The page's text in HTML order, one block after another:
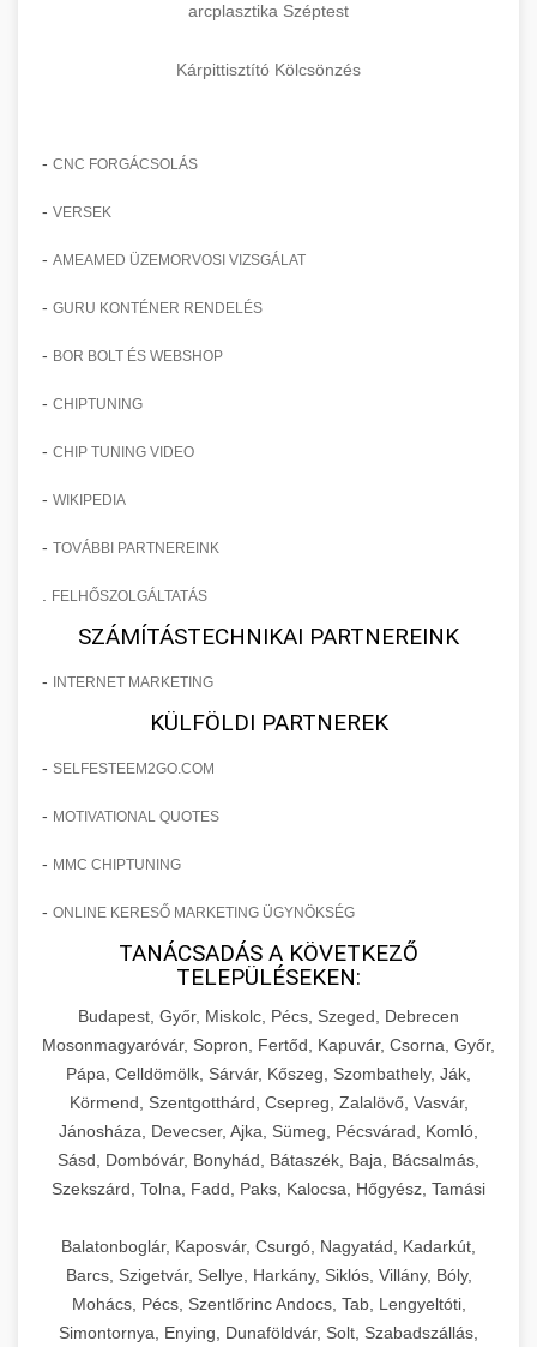
arcplasztika Széptest
Kárpittisztító Kölcsönzés
- CNC FORGÁCSOLÁS
- VERSEK
- AMEAMED ÜZEMORVOSI VIZSGÁLAT
- GURU KONTÉNER RENDELÉS
- BOR BOLT ÉS WEBSHOP
- CHIPTUNING
- CHIP TUNING VIDEO
- WIKIPEDIA
- TOVÁBBI PARTNEREINK
FELHŐSZOLGÁLTATÁS
SZÁMÍTÁSTECHNIKAI PARTNEREINK
- INTERNET MARKETING
KÜLFÖLDI PARTNEREK
- SELFESTEEM2GO.COM
- MOTIVATIONAL QUOTES
- MMC CHIPTUNING
- ONLINE KERESŐ MARKETING ÜGYNÖKSÉG
TANÁCSADÁS A KÖVETKEZŐ
TELEPÜLÉSEKEN:
Budapest, Győr, Miskolc, Pécs, Szeged, Debrecen
Mosonmagyaróvár, Sopron, Fertőd, Kapuvár, Csorna, Győr,
Pápa, Celldömölk, Sárvár, Kőszeg, Szombathely, Ják,
Körmend, Szentgotthárd, Csepreg, Zalalövő, Vasvár,
Jánosháza, Devecser, Ajka, Sümeg, Pécsvárad, Komló,
Sásd, Dombóvár, Bonyhád, Bátaszék, Baja, Bácsalmás,
Szekszárd, Tolna, Fadd, Paks, Kalocsa, Hőgyész, Tamási
Balatonboglár, Kaposvár, Csurgó, Nagyatád, Kadarkút,
Barcs, Szigetvár, Sellye, Harkány, Siklós, Villány, Bóly,
Mohács, Pécs, Szentlőrinc Andocs, Tab, Lengyeltóti,
Simontornya, Enying, Dunaföldvár, Solt, Szabadszállás,